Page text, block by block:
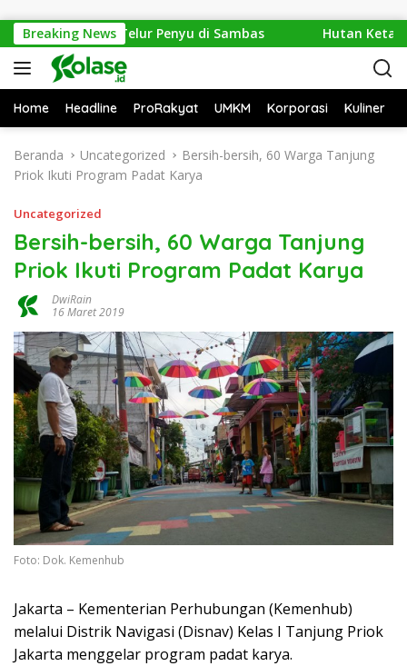
Breaking News
1.286 Telur Penyu di Sambas Hutan Ketapang
Home Headline ProRakyat UMKM Korporasi Kuliner
Beranda Uncategorized
Bersih-bersih, 60 Warga Tanjung
Priok Ikuti Program Padat Karya
Uncategorized
Bersih-bersih, 60 Warga Tanjung
Priok Ikuti Program Padat Karya
DwiRain
16 Maret 2019
Foto: Dok. Kemenhub
Jakarta – Kementerian Perhubungan (Kemenhub)
melalui Distrik Navigasi (Disnav) Kelas I Tanjung Priok
Jakarta menggelar program padat karya.